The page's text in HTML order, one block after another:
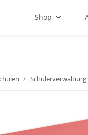
Shop
Schülerverwaltung